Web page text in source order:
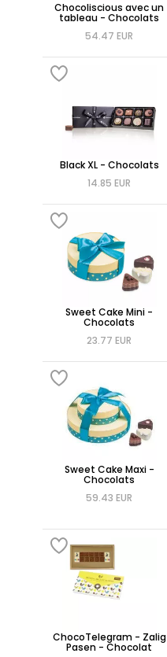
Chocoliscious avec un
tableau - Chocolats
54.47 EUR
Black XL - Chocolats
14.85 EUR
Sweet Cake Mini -
Chocolats
23.77 EUR
Sweet Cake Maxi -
Chocolats
59.43 EUR
ChocoTelegram - Zalig
Pasen - Chocolat